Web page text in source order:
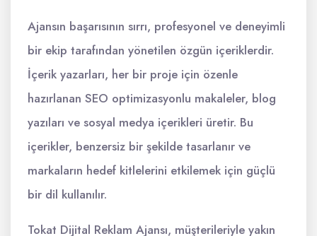
Ajansın başarısının sırrı, profesyonel ve deneyimli
bir ekip tarafından yönetilen özgün içeriklerdir.
İçerik yazarları, her bir proje için özenle
hazırlanan SEO optimizasyonlu makaleler, blog
yazıları ve sosyal medya içerikleri üretir. Bu
içerikler, benzersiz bir şekilde tasarlanır ve
markaların hedef kitlelerini etkilemek için güçlü
bir dil kullanılır.
Tokat Dijital Reklam Ajansı, müşterileriyle yakın